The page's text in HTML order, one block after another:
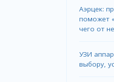
Аэрцек:
поможет
чего от
УЗИ
выбору,